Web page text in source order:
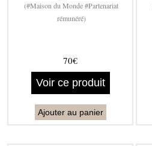
(#Maison du Monde #Partenariat
rémunéré)
70€
Voir ce produit
Ajouter au panier